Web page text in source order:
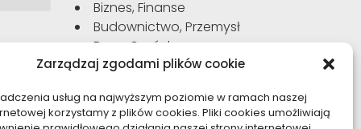
Zarządzaj zgodami plików cookie
usług na najwyższym poziomie w ramach naszej
korzystamy z plików cookies. Pliki cookies umożliwiają
Biznes, Finanse
Budownictwo, Przemysł
Dom, Ogród
Edukacja, Rozrywka
Moda, Uroda
Motoryzacja, Transport